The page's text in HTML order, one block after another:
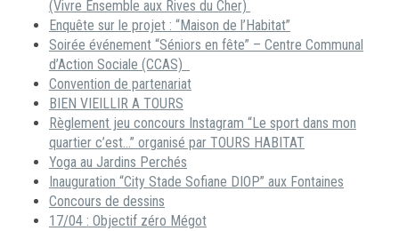
(Vivre Ensemble aux Rives du Cher)
Enquête sur le projet : “Maison de l’Habitat”
Soirée événement “Séniors en fête” – Centre Communal
d’Action Sociale (CCAS)
Convention de partenariat
BIEN VIEILLIR A TOURS
Règlement jeu concours Instagram “Le sport dans mon
quartier c’est…” organisé par TOURS HABITAT
Yoga au Jardins Perchés
Inauguration “City Stade Sofiane DIOP” aux Fontaines
Concours de dessins
17/04 : Objectif zéro Mégot